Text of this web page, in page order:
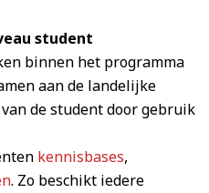
student
binnen het programma
aan de landelijke
de student door gebruik
kennisbases,
. Zo beschikt iedere